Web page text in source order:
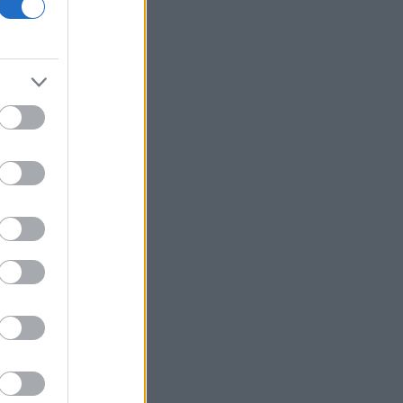
Υπ. Μεταφορών: Οριστική λύση στο
για νέα δάνεια το 2026
Γερμανία: Επεκτείνεται η έρευνα για
την ασφάλεια από τα drones μετά το
Καναδάς: Σε κατάσταση έκτακτης
Βρετανικής Κολομβίας εξαιτίας των
πυρκαγιών
ΗΠΑ: Ο καρκίνος του Τζο Μπάιντεν έχει
εξαπλωθεί δηλώνει ο γιος του
να επισκεφθείτε